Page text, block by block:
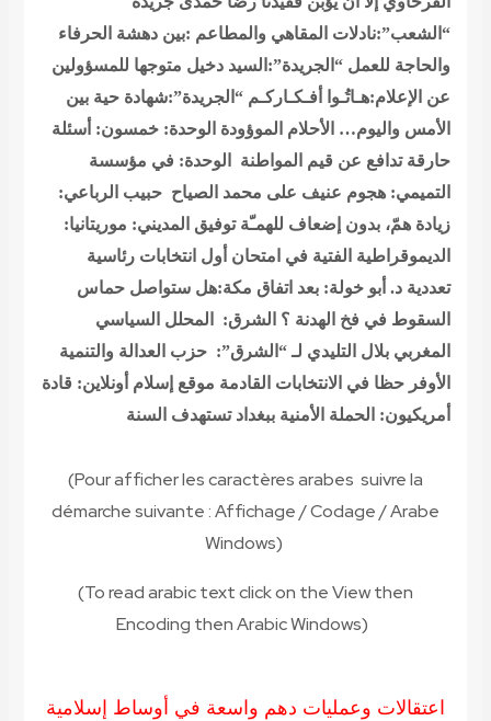
“الشعب”:نادلات المقاهي والمطاعم :بين دهشة الحرفاء
والحاجة للعمل “الجريدة”:السيد دخيل متوجها للمسؤولين
عن الإعلام:هـاتُـوا أفـكـاركـم “الجريدة”:شهادة حية بين
الأمس واليوم… الأحلام الموؤودة الوحدة: خمسون: أسئلة
حارقة تدافع عن قيم المواطنة الوحدة: في مؤسسة
التميمي: هجوم عنيف على محمد الصياح حبيب الرباعي:
زيادة همّ، بدون إضعاف للهمـّةتوفيق المديني: موريتانيا:
الديموقراطية الفتية في امتحان أول انتخابات رئاسية
تعددية د. أبو خولة: بعد اتفاق مكة:هل ستواصل حماس
السقوط في فخ الهدنة ؟ الشرق: المحلل السياسي
المغربي بلال التليدي لـ “الشرق”: حزب العدالة والتنمية
الأوفر حظا في الانتخابات القادمة موقع إسلام أونلاين: قادة
أمريكيون: الحملة الأمنية ببغداد تستهدف السنة
(Pour afficher les caractères arabes suivre la
démarche suivante :Affichage / Codage / Arabe
Windows(
(To readarabic text click on the View then
Encoding then Arabic Windows(
اعتقالات وعمليات دهم واسعة في أوساط إسلامية